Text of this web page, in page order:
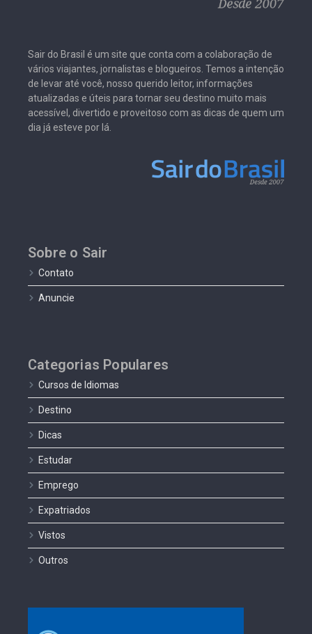
Sair do Brasil é um site que conta com a colaboração de
vários viajantes, jornalistas e blogueiros. Temos a intenção
de levar até você, nosso querido leitor, informações
atualizadas e úteis para tornar seu destino muito mais
acessível, divertido e proveitoso com as dicas de quem um
dia já esteve por lá.
Sobre o Sair
Contato
Anuncie
Categorias Populares
Cursos de Idiomas
Destino
Dicas
Estudar
Emprego
Expatriados
Vistos
Outros